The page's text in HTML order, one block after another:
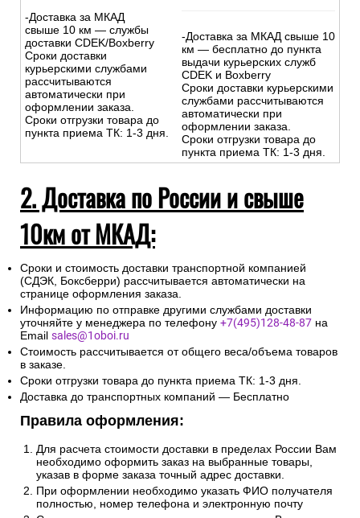
-Доставка за МКАД
свыше 10 км — службы
доставки CDEK/Boxberry
Сроки доставки
курьерскими службами
рассчитываются
автоматически при
оформлении заказа.
Сроки отгрузки товара до
пункта приема ТК: 1-3 дня.
-Доставка за МКАД свыше 10
км — бесплатно до пункта
выдачи курьерских служб
CDEK и Boxberry
Сроки доставки курьерскими
службами рассчитываются
автоматически при
оформлении заказа.
Сроки отгрузки товара до
пункта приема ТК: 1-3 дня.
2. Доставка по России и свыше
10км от МКАД:
Сроки и стоимость доставки транспортной компанией
(СДЭК, Боксберри) рассчитывается автоматически на
странице оформления заказа.
Информацию по отправке другими службами доставки
уточняйте у менеджера по телефону +7(495)128-48-87 на
Email sales@1oboi.ru
Стоимость рассчитывается от общего веса/объема товаров
в заказе.
Сроки отгрузки товара до пункта приема ТК: 1-3 дня.
Доставка до транспортных компаний — Бесплатно
Правила оформления:
Для расчета стоимости доставки в пределах России Вам
необходимо оформить заказ на выбранные товары,
указав в форме заказа точный адрес доставки.
При оформлении необходимо указать ФИО получателя
полностью, номер телефона и электронную почту